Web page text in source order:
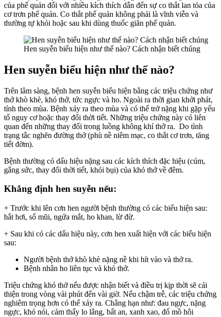
của phế quản đối với nhiều kích thích dẫn đến sự co thắt lan tỏa của
cơ trơn phế quản. Co thắt phế quản không phải là vĩnh viễn và
thường tự khỏi hoặc sau khi dùng thuốc giãn phế quản.
Hen suyễn biểu hiện như thế nào? Cách nhận biết chúng
Hen suyễn biểu hiện như thế nào?
Trên lâm sàng, bệnh hen suyễn biểu hiện bằng các triệu chứng như
thở khò khè, khó thở, tức ngực và ho. Ngoài ra thời gian khởi phát,
tính theo mùa. Bệnh xảy ra theo mùa và có thể trở nặng khi gặp yếu
tố nguy cơ hoặc thay đổi thời tiết. Những triệu chứng này có liên
quan đến những thay đổi trong luồng không khí thở ra. Do tình
trạng tắc nghẽn đường thở (phù nề niêm mạc, co thắt cơ trơn, tăng
tiết đờm).
Bệnh thường có dấu hiệu nặng sau các kích thích đặc hiệu (cúm,
gắng sức, thay đổi thời tiết, khói bụi) của khó thở về đêm.
Khẳng định hen suyễn nếu:
+ Trước khi lên cơn hen người bệnh thường có các biểu hiện sau:
hắt hơi, sổ mũi, ngứa mắt, ho khan, lừ đừ.
+ Sau khi có các dấu hiệu này, cơn hen xuất hiện với các biểu hiện
sau:
Người bệnh thở khò khè nặng nề khi hít vào và thở ra.
Bệnh nhân ho liên tục và khó thở.
Triệu chứng khó thở nếu được nhận biết và điều trị kịp thời sẽ cải
thiện trong vòng vài phút đến vài giờ. Nếu chậm trễ, các triệu chứng
nghiêm trọng hơn có thể xảy ra. Chẳng hạn như: đau ngực, nặng
ngực, khó nói, cảm thấy lo lắng, bất an, xanh xao, đổ mồ hôi